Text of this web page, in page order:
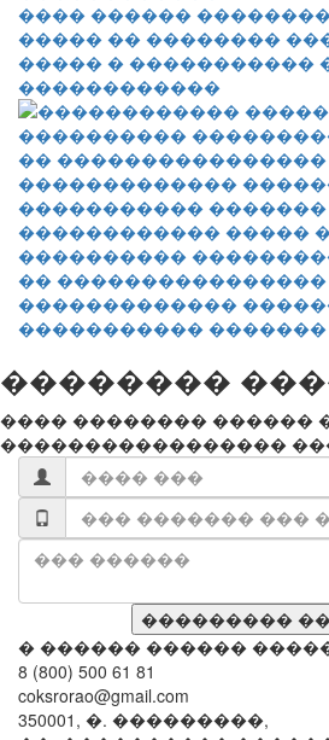
���� ������
����� �� ��������
����� � �����������
������������
������������ �����
����������
�� ����������������
�������������
����������� �������
��������
���� �������� ������
�����������������
� ������ ������
8 (800) 500 61 81
coksrorao@gmail.com
350001, �. ���������,